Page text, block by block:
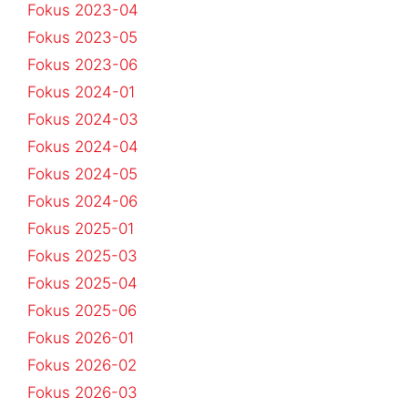
Fokus 2023-04
Fokus 2023-05
Fokus 2023-06
Fokus 2024-01
Fokus 2024-03
Fokus 2024-04
Fokus 2024-05
Fokus 2024-06
Fokus 2025-01
Fokus 2025-03
Fokus 2025-04
Fokus 2025-06
Fokus 2026-01
Fokus 2026-02
Fokus 2026-03